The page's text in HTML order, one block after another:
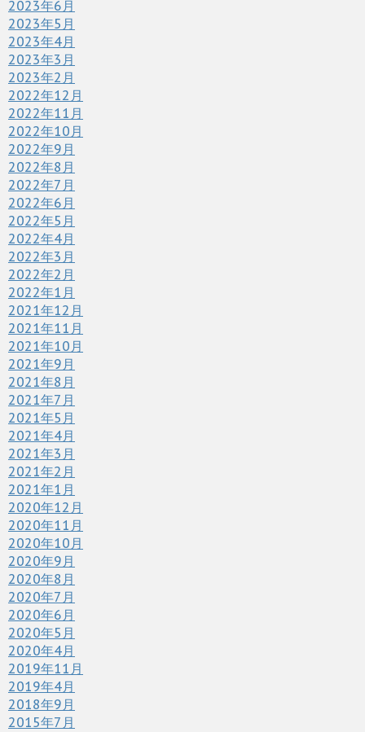
2023年6月
2023年5月
2023年4月
2023年3月
2023年2月
2022年12月
2022年11月
2022年10月
2022年9月
2022年8月
2022年7月
2022年6月
2022年5月
2022年4月
2022年3月
2022年2月
2022年1月
2021年12月
2021年11月
2021年10月
2021年9月
2021年8月
2021年7月
2021年5月
2021年4月
2021年3月
2021年2月
2021年1月
2020年12月
2020年11月
2020年10月
2020年9月
2020年8月
2020年7月
2020年6月
2020年5月
2020年4月
2019年11月
2019年4月
2018年9月
2015年7月